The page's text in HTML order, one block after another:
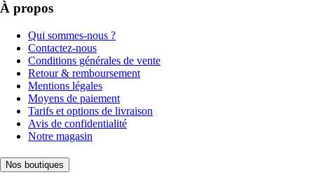
À propos
Qui sommes-nous ?
Contactez-nous
Conditions générales de vente
Retour & remboursement
Mentions légales
Moyens de paiement
Tarifs et options de livraison
Avis de confidentialité
Notre magasin
Nos boutiques